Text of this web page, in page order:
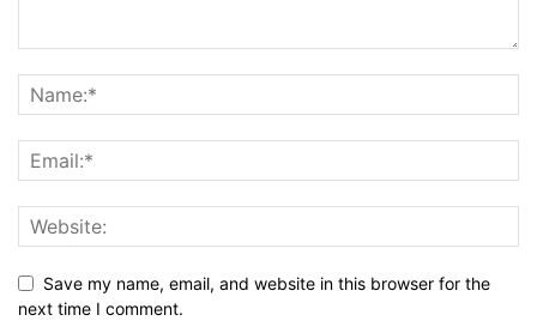
Save my name, email, and website in this browser for the
next time I comment.